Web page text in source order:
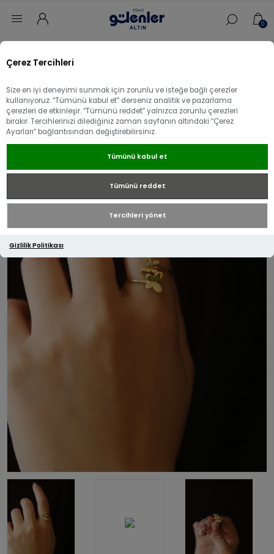
Çerez Tercihleri
Size en iyi deneyimi sunmak için zorunlu ve isteğe bağlı çerezler
kullanıyoruz. “Tümünü kabul et” derseniz analitik ve pazarlama
çerezleri de etkinleşir. “Tümünü reddet” yalnızca zorunlu çerezleri
bırakır. Tercihlerinizi dilediğiniz zaman sayfanın altındaki “Çerez
Ayarları” bağlantısından değiştirebilirsiniz.
Tümünü kabul et
Tümünü reddet
Tercihleri yönet
Gizlilik Politikası
0
Üzgünüz - bu ürün artık mevcut değil!
14 Ayar Altın Çift Kelebekli Yüzük